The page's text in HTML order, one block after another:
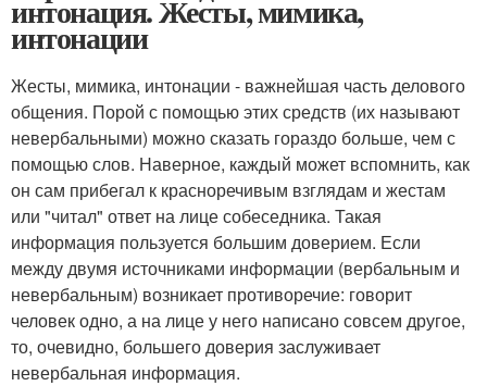
интонация. Жесты, мимика,
интонации
Жесты, мимика, интонации - важнейшая часть делового
общения. Порой с помощью этих средств (их называют
невербальными) можно сказать гораздо больше, чем с
помощью слов. Наверное, каждый может вспомнить, как
он сам прибегал к красноречивым взглядам и жестам
или "читал" ответ на лице собеседника. Такая
информация пользуется большим доверием. Если
между двумя источниками информации (вербальным и
невербальным) возникает противоречие: говорит
человек одно, а на лице у него написано совсем другое,
то, очевидно, большего доверия заслуживает
невербальная информация.